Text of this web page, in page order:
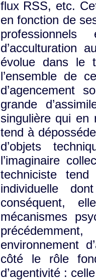
flux RSS, etc.
en fonction de
d’acculturation
évolue dans le
l’ensemble de
d’agencement
grande
singulière qui en
tend à
d’objets
l’imaginaire
techniciste
individuelle
conséquent,
mécanismes
environnement
côté le rôle
d’agentivité :